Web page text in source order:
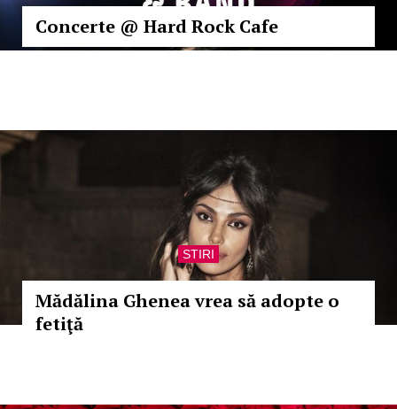
Concerte @ Hard Rock Cafe
STIRI
Mădălina Ghenea vrea să adopte o
fetiţă